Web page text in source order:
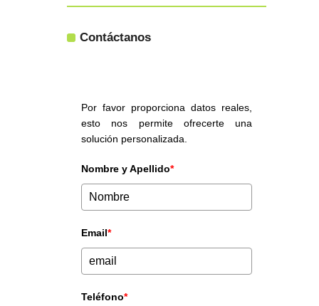
Contáctanos
Por favor proporciona datos reales,
esto nos permite ofrecerte una
solución personalizada.
Nombre y Apellido*
Email*
Teléfono*